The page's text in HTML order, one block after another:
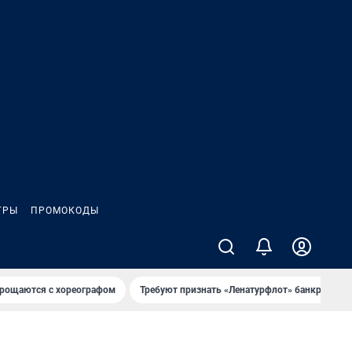
ПРОМОКОДЫ
с хореографом Требуют признать «Ленатурфлот» банкротом